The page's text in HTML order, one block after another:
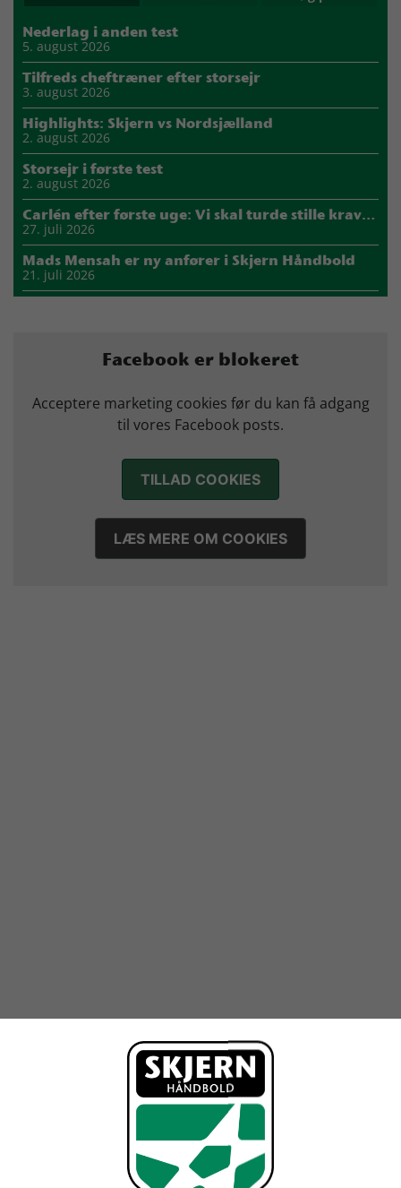
Nederlag i anden test
5. august 2026
Tilfreds cheftræner efter storsejr
3. august 2026
Highlights: Skjern vs Nordsjælland
2. august 2026
Storsejr i første test
2. august 2026
Carlén efter første uge: Vi skal turde stille krav til hinanden
27. juli 2026
Mads Mensah er ny anfører i Skjern Håndbold
21. juli 2026
Marius Nørsøller udlejes til HØJ Elite
Morten Vium takker af efter 17 sæsoner i grønt
12. juli 2026
Facebook er blokeret
Acceptere marketing cookies før du kan få adgang
til vores Facebook posts.
TILLAD COOKIES
LÆS MERE OM COOKIES